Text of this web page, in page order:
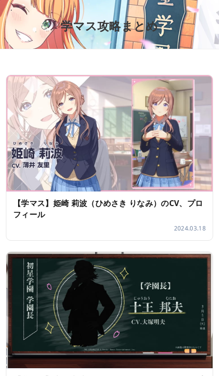
学マス攻略まとめ
【学マス】姫崎 莉波（ひめさき りなみ）のCV、プロ
フィール
2024.03.18